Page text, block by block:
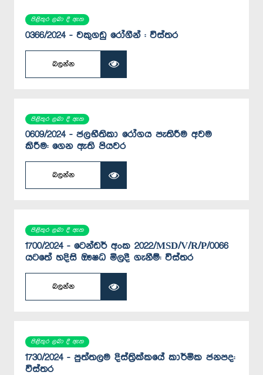
පිළිතුර ලබා දී ඇත
0366/2024 - වකුගඩු රෝගීන් : විස්තර
බලන්න
පිළිතුර ලබා දී ඇත
0609/2024 - ජලභීතිකා රෝගය පැතිරීම අවම
කිරීම: ගෙන ඇති පියවර
බලන්න
පිළිතුර ලබා දී ඇත
1700/2024 - ටෙන්ඩර් අංක 2022/MSD/V/R/P/0066
යටතේ හදිසි ඖෂධ මිලදී ගැනීම්: විස්තර
බලන්න
පිළිතුර ලබා දී ඇත
1730/2024 - පුත්තලම දිස්ත්‍රික්කයේ කාර්මික ජනපද:
විස්තර